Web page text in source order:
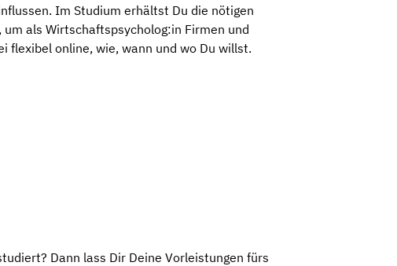
Im Studium erhältst Du die nötigen
als Wirtschaftspsycholog:in Firmen und
flexibel online, wie, wann und wo Du willst.
Dann lass Dir Deine Vorleistungen fürs